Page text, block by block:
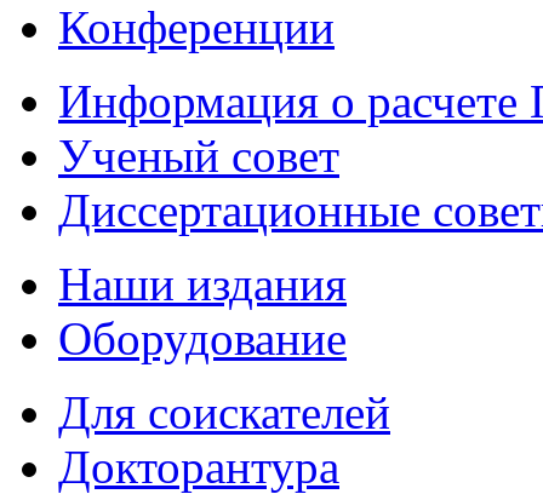
Конференции
Информация о
Ученый совет
Диссертационные
Наши издания
Оборудование
Для соискателей
Докторантура